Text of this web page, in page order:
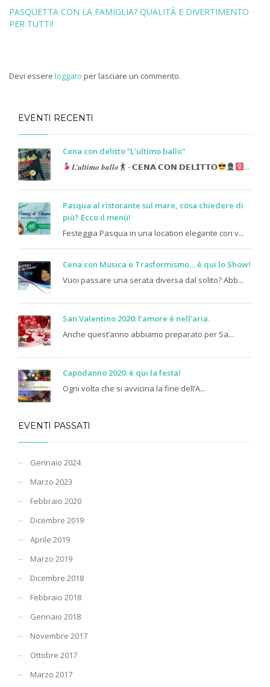
PASQUETTA CON LA FAMIGLIA? QUALITÀ E DIVERTIMENTO
PER TUTTI!
Devi essere loggato per lasciare un commento.
EVENTI RECENTI
Cena con delitto “L’ultimo ballo”
𝑳’𝒖𝒍𝒕𝒊𝒎𝒐 𝒃𝒂𝒍𝒍𝒐
- 𝗖𝗘𝗡𝗔 𝗖𝗢𝗡 𝗗𝗘𝗟𝗜𝗧𝗧𝗢 ...
Pasqua al ristorante sul mare, cosa chiedere di
più? Ecco il menù!
Festeggia Pasqua in una location elegante con v...
Cena con Musica e Trasformismo… è qui lo Show!
Vuoi passare una serata diversa dal solito? Abb...
San Valentino 2020: l’amore è nell’aria.
Anche quest’anno abbiamo preparato per Sa...
Capodanno 2020: è qui la festa!
Ogni volta che si avvicina la fine dell’A...
EVENTI PASSATI
Gennaio 2024
Marzo 2023
Febbraio 2020
Dicembre 2019
Aprile 2019
Marzo 2019
Dicembre 2018
Febbraio 2018
Gennaio 2018
Novembre 2017
Ottobre 2017
Marzo 2017